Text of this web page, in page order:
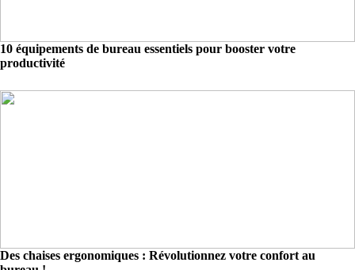
10 équipements de bureau essentiels pour booster votre
productivité
Des chaises ergonomiques : Révolutionnez votre confort au